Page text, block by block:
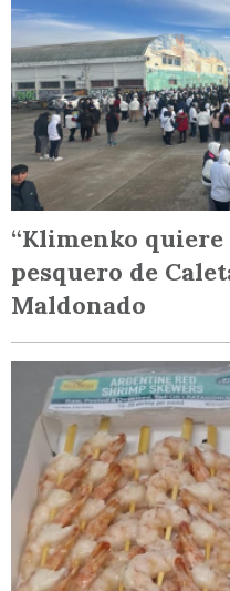
“Klimenko
pesquero de
Maldonado